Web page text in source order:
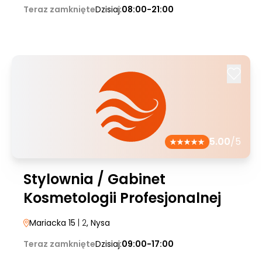
Teraz zamknięteDzisiaj:08:00-21:00
5.00/5
Stylownia / Gabinet
Kosmetologii Profesjonalnej
Mariacka 15 | 2, Nysa
Teraz zamknięteDzisiaj:09:00-17:00